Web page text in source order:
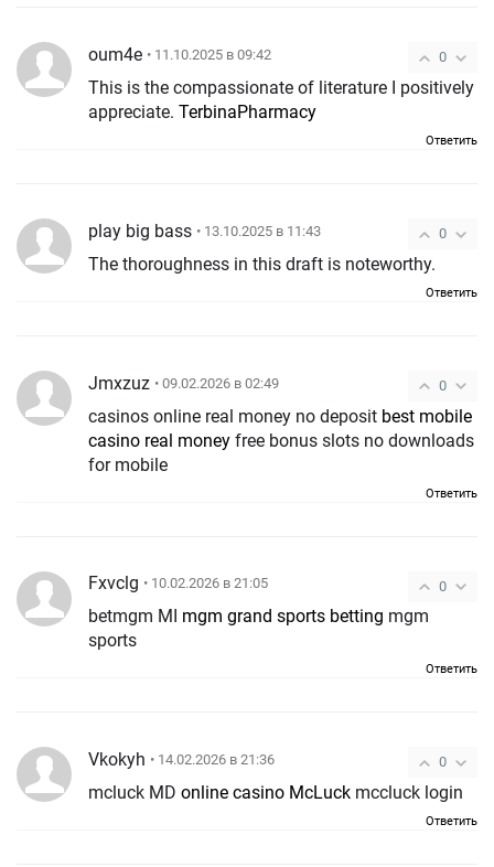
0
oum4e • 11.10.2025 в 09:42
This is the compassionate of literature I positively
appreciate. TerbinaPharmacy
Ответить
0
play big bass • 13.10.2025 в 11:43
The thoroughness in this draft is noteworthy.
Ответить
0
Jmxzuz • 09.02.2026 в 02:49
casinos online real money no deposit best mobile
casino real money
for mobile
Ответить
0
Fxvclg • 10.02.2026 в 21:05
betmgm MI mgm grand sports betting mgm
sports
Ответить
0
Vkokyh • 14.02.2026 в 21:36
mcluck MD online casino McLuck mccluck login
Ответить